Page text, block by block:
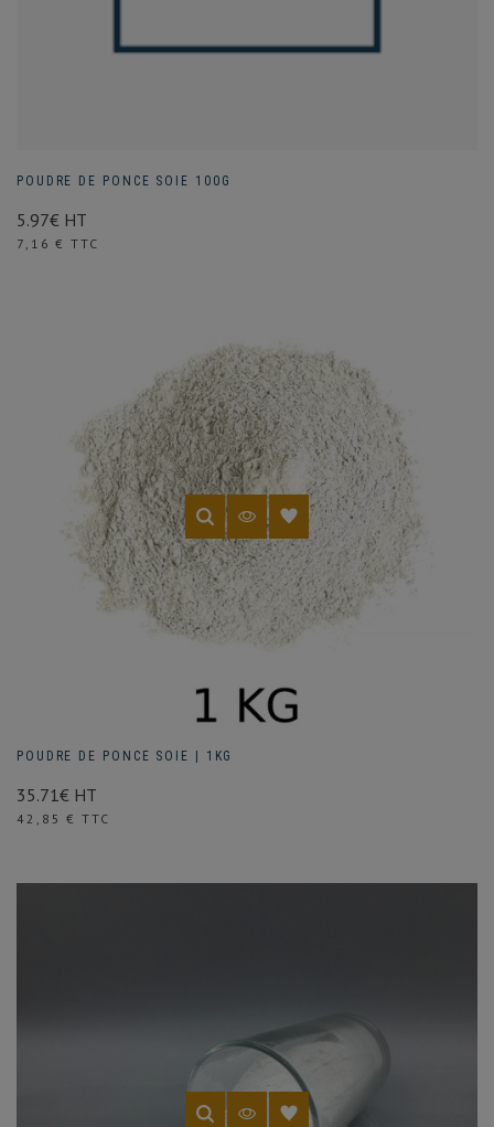
POUDRE DE PONCE SOIE 100G
5.97€ HT
Prix
7,16 € TTC
POUDRE DE PONCE SOIE | 1KG
35.71€ HT
Prix
42,85 € TTC